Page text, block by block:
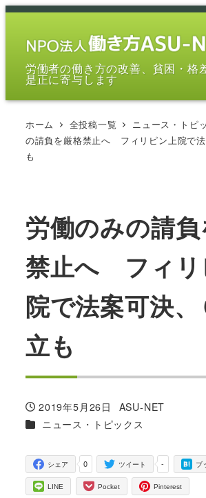
メ
労働者の働き方の改善、貧困・格
是正に寄与します
ホーム 全投稿一覧 ニュース・トピ
の請負を厳格禁止へ フィリピン上院で
も
労働のみの請
禁止へ フィリ
院で法案可決、
立も
投稿日
2019年5月26日
著
者
ASU-NET
カテゴリー
ニュース・トピックス
0
シェア -
ツイート ブ
LINE Pocket Pinterest